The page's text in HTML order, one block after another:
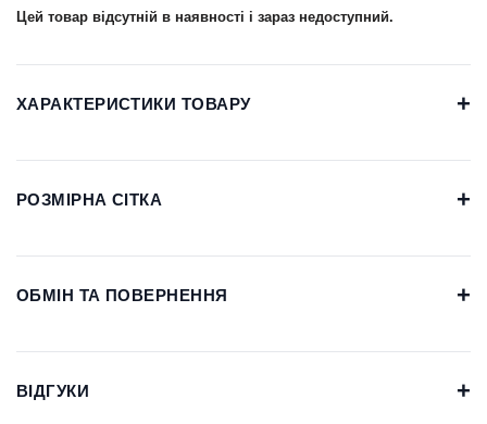
Цей товар відсутній в наявності і зараз недоступний.
ХАРАКТЕРИСТИКИ ТОВАРУ +
РОЗМІРНА СІТКА +
ОБМІН ТА ПОВЕРНЕННЯ +
ВІДГУКИ +